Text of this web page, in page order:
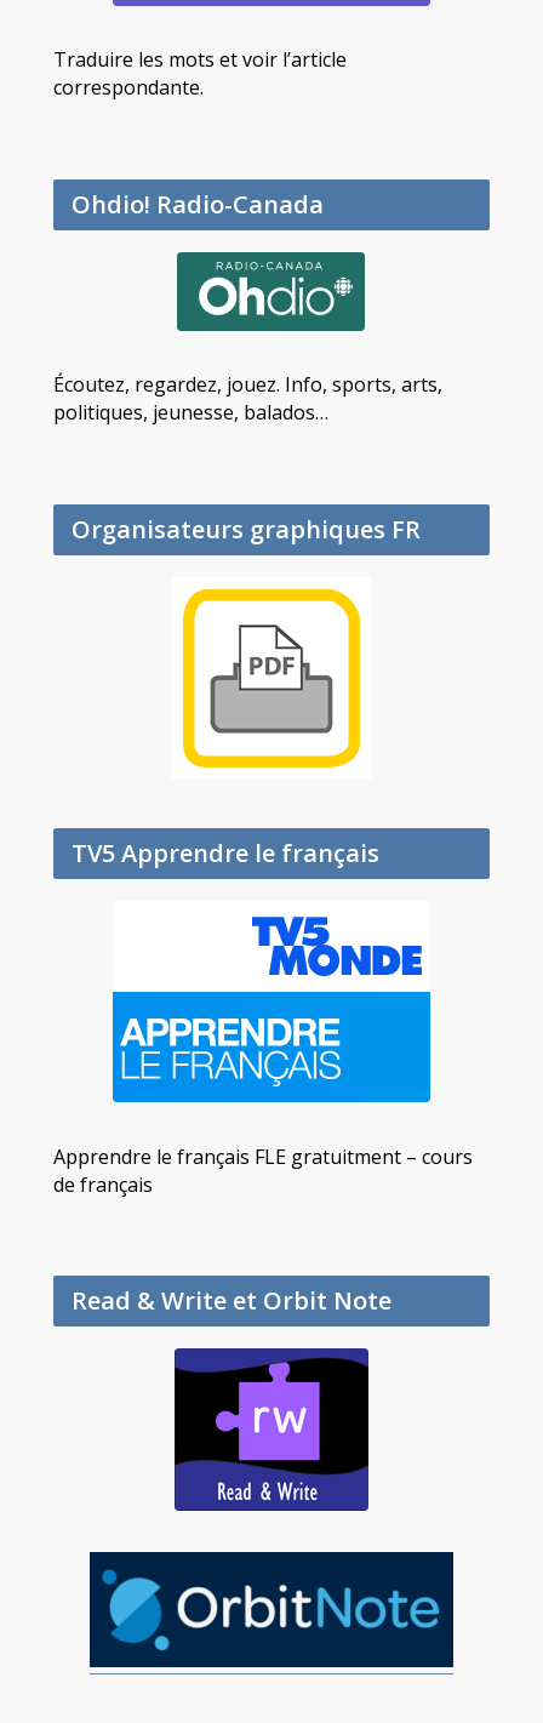
Traduire les mots et voir l’article
correspondante.
Ohdio! Radio-Canada
Écoutez, regardez, jouez. Info, sports, arts,
politiques, jeunesse, balados…
Organisateurs graphiques FR
TV5 Apprendre le français
Apprendre le français FLE gratuitment – cours
de français
Read & Write et Orbit Note